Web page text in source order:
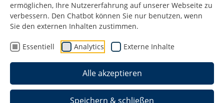
ermöglichen, Ihre Nutzererfahrung auf unserer Webseite zu
verbessern. Den Chatbot können Sie nur benutzen, wenn
Sie den externen Inhalten zustimmen.
Essentiell Analytics Externe Inhalte
Alle akzeptieren
Speichern & schließen
Hochschule Schmalkalden
setzt Maßstäbe:
Systemakkreditierung
ohne Auflagen bis 2032
20. Dezember 2024/Allgemein , Pressemeldungen